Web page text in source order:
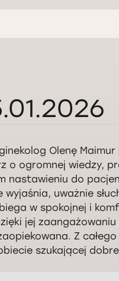
Olenę Maimur
o ogromnej wiedzy,
nastawieniu do
uważnie
w spokojnej i
jej
Z
szukającej